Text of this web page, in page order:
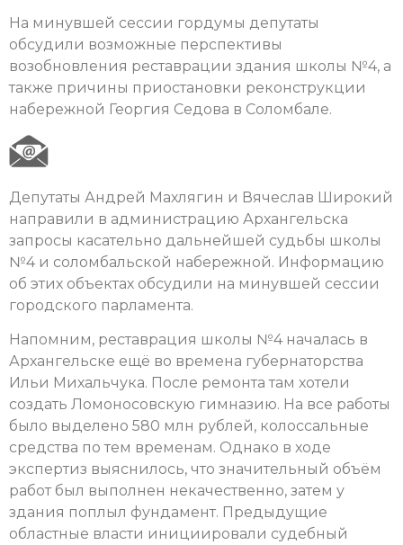
На минувшей сессии гордумы депутаты
обсудили возможные перспективы
возобновления реставрации здания школы №4, а
также причины приостановки реконструкции
набережной Георгия Седова в Соломбале.
Депутаты Андрей Махлягин и Вячеслав Широкий
направили в администрацию Архангельска
запросы касательно дальнейшей судьбы школы
№4 и соломбальской набережной. Информацию
об этих объектах обсудили на минувшей сессии
городского парламента.
Напомним, реставрация школы №4 началась в
Архангельске ещё во времена губернаторства
Ильи Михальчука. После ремонта там хотели
создать Ломоносовскую гимназию. На все работы
было выделено 580 млн рублей, колоссальные
средства по тем временам. Однако в ходе
экспертиз выяснилось, что значительный объём
работ был выполнен некачественно, затем у
здания поплыл фундамент. Предыдущие
областные власти инициировали судебный